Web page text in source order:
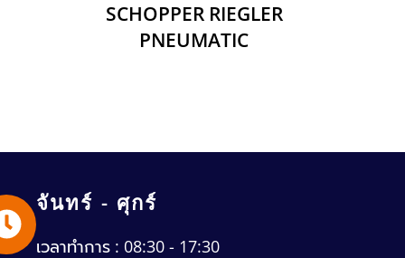
SCHOPPER RIEGLER
PNEUMATIC
จันทร์ - ศุกร์
เวลาทำการ : 08:30 - 17:30